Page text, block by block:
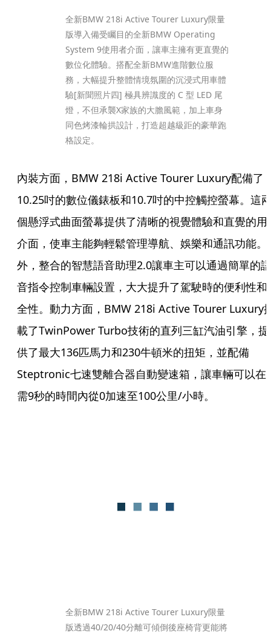
全新BMW 218i Active Tourer Luxury限量
版導入備受矚目的全新BMW Operating
System 9使用者介面，讓車主擁有更直覺的
數位化體驗。搭配全新BMW進階數位服
務，大幅提升整體情境氛圍的沉浸式用車體
驗[新聞照片四] 極具辨識度的 C 型 LED 尾
燈，不但承襲X家族的大膽風範，加上車身
同色烤漆輪拱設計，打造超越級距的豪華跑
格設定。
內裝方面，BMW 218i Active Tourer Luxury配備了
10.25吋的數位儀錶板和10.7吋的中控觸控螢幕。這
個懸浮式曲面螢幕提供了清晰的視覺體驗和直覺的用
介面，使車主能夠輕鬆管理導航、娛樂和通訊功能。
外，整合的智慧語音助理2.0讓車主可以通過簡單的語
音指令控制車輛設置，大大提升了駕駛時的便利性和
全性。動力方面，BMW 218i Active Tourer Luxury
載了TwinPower Turbo技術的直列三缸汽油引擎，提
供了最大136匹馬力和230牛頓米的扭矩，並配備
Steptronic七速雙離合器自動變速箱，讓車輛可以在
需9秒的時間內從0加速至100公里/小時。
全新BMW 218i Active Tourer Luxury限量
版透過40/20/40分離可傾倒後座椅背更能將